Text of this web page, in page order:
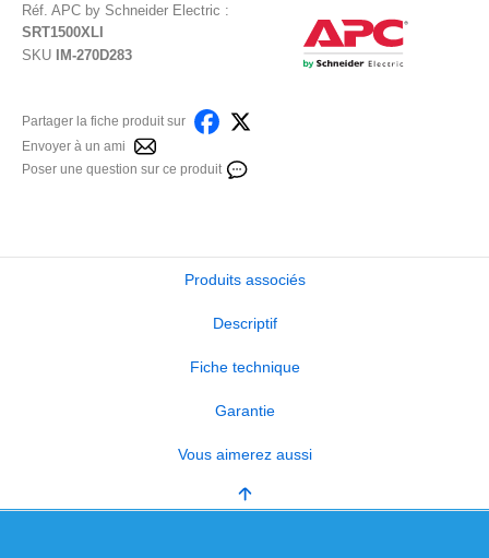
Réf. APC by Schneider Electric :
SRT1500XLI
SKU
IM-270D283
Partager la fiche produit sur
Envoyer à un ami
Poser une question sur ce produit
Produits associés
Descriptif
Fiche technique
Garantie
Vous aimerez aussi